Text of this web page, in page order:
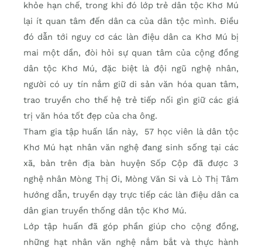
khỏe hạn chế, trong khi đó lớp trẻ dân tộc Khơ Mú
lại ít quan tâm đến dân ca của dân tộc mình. Điều
đó dẫn tới nguy cơ các làn điệu dân ca Khơ Mú bị
mai một dần, đòi hỏi sự quan tâm của cộng đồng
dân tộc Khơ Mú, đặc biệt là đội ngũ nghệ nhân,
người có uy tín nắm giữ di sản văn hóa quan tâm,
trao truyền cho thế hệ trẻ tiếp nối gìn giữ các giá
trị văn hóa tốt đẹp của cha ông.
Tham gia tập huấn lần này, 57 học viên là dân tộc
Khơ Mú hạt nhân văn nghệ đang sinh sống tại các
xã, bản trên địa bàn huyện Sốp Cộp đã được 3
nghệ nhân Mòng Thị Ơi, Mòng Văn Si và Lò Thị Tâm
hướng dẫn, truyền dạy trực tiếp các làn điệu dân ca
dân gian truyền thống dân tộc Khơ Mú.
Lớp tập huấn đã góp phần giúp cho cộng đồng,
những hạt nhân văn nghệ nắm bắt và thực hành